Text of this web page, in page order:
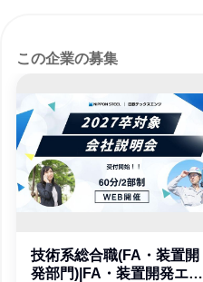
この企業の募集
技術系総合職(FA・装置開
発部門)|FA・装置開発エン